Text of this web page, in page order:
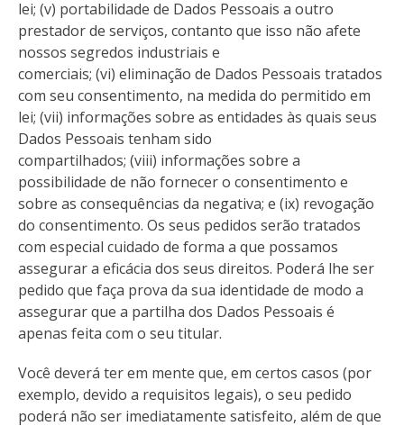
lei; (v) portabilidade de Dados Pessoais a outro
prestador de serviços, contanto que isso não afete
nossos segredos industriais e
comerciais; (vi) eliminação de Dados Pessoais tratados
com seu consentimento, na medida do permitido em
lei; (vii) informações sobre as entidades às quais seus
Dados Pessoais tenham sido
compartilhados; (viii) informações sobre a
possibilidade de não fornecer o consentimento e
sobre as consequências da negativa; e (ix) revogação
do consentimento. Os seus pedidos serão tratados
com especial cuidado de forma a que possamos
assegurar a eficácia dos seus direitos. Poderá lhe ser
pedido que faça prova da sua identidade de modo a
assegurar que a partilha dos Dados Pessoais é
apenas feita com o seu titular.
Você deverá ter em mente que, em certos casos (por
exemplo, devido a requisitos legais), o seu pedido
poderá não ser imediatamente satisfeito, além de que